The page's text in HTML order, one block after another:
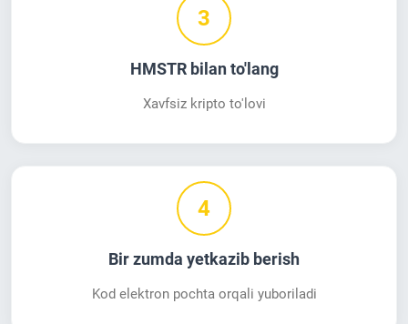
3
HMSTR bilan to'lang
Xavfsiz kripto to'lovi
4
Bir zumda yetkazib berish
Kod elektron pochta orqali yuboriladi